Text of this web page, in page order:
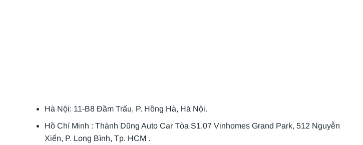
Hà Nội: 11-B8 Đầm Trấu, P. Hồng Hà, Hà Nội.
Hồ Chí Minh : Thành Dũng Auto Car Tòa S1.07 Vinhomes Grand Park, 512 Nguyễn
Xiển, P. Long Bình, Tp. HCM .